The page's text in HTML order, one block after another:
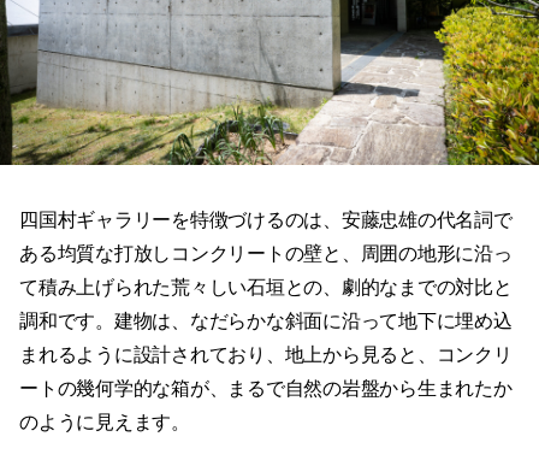
四国村ギャラリーを特徴づけるのは、安藤忠雄の代名詞で
ある均質な打放しコンクリートの壁と、周囲の地形に沿っ
て積み上げられた荒々しい石垣との、劇的なまでの対比と
調和です。建物は、なだらかな斜面に沿って地下に埋め込
まれるように設計されており、地上から見ると、コンクリ
ートの幾何学的な箱が、まるで自然の岩盤から生まれたか
のように見えます。